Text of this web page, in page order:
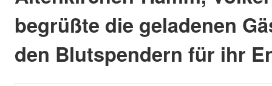
begrüßte die geladenen
den Blutspendern für ihr